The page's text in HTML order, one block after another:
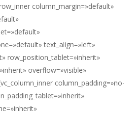
column_margin=»default»
text_align=»left»
row_position_tablet=»inherit»
overflow=»visible»
column_padding=»no-